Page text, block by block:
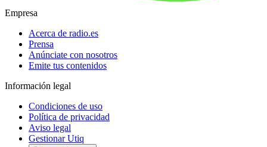
Empresa
Acerca de radio.es
Prensa
Anúnciate con nosotros
Emite tus contenidos
Información legal
Condiciones de uso
Política de privacidad
Aviso legal
Gestionar Utiq